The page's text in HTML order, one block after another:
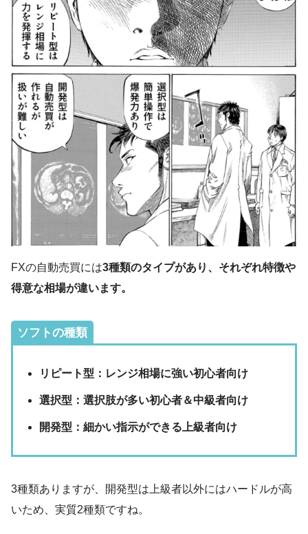
FXの自動売買には3種類のタイプがあり、それぞれ特徴や
得意な相場が違います。
ソフトの種類
リピート型：レンジ相場に強い初心者向け
選択型：選択肢が多い初心者＆中級者向け
開発型：細かい指示ができる上級者向け
3種類ありますが、開発型は上級者以外にはハードルが高
いため、実質2種類ですね。